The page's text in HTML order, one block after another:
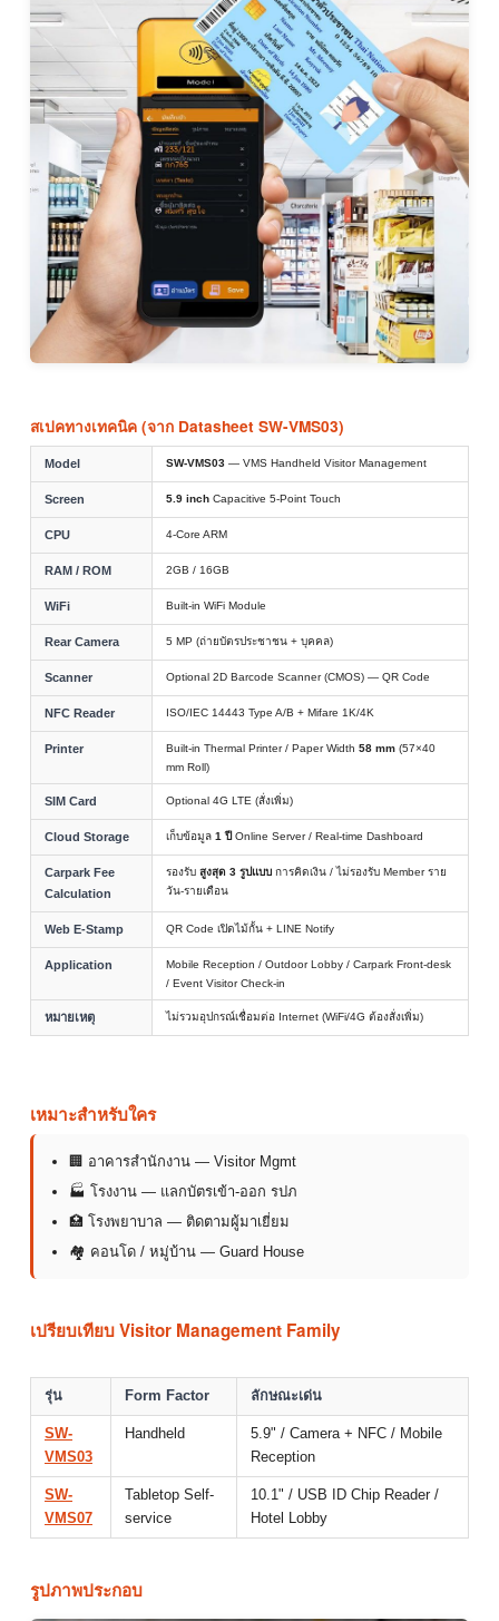
สเปคทางเทคนิค (จาก Datasheet SW-VMS03)
Model SW-VMS03 — VMS Handheld Visitor Management
Screen 5.9 inch Capacitive 5-Point Touch
CPU 4-Core ARM
RAM / ROM 2GB / 16GB
WiFi Built-in WiFi Module
Rear Camera 5 MP (ถ่ายบัตรประชาชน + บุคคล)
Scanner Optional 2D Barcode Scanner (CMOS) — QR Code
NFC Reader ISO/IEC 14443 Type A/B + Mifare 1K/4K
Printer Built-in Thermal Printer / Paper Width 58 mm (57×40
mm Roll)
SIM Card Optional 4G LTE (สั่งเพิ่ม)
Cloud Storage เก็บข้อมูล 1 ปี Online Server / Real-time Dashboard
Carpark Fee
Calculation
รองรับ สูงสุด 3 รูปแบบ การคิดเงิน / ไม่รองรับ Member ราย
วัน-รายเดือน
Web E-Stamp QR Code เปิดไม้กั้น + LINE Notify
Application
Mobile Reception / Outdoor Lobby / Carpark Front-desk
/ Event Visitor Check-in
หมายเหตุ ไม่รวมอุปกรณ์เชื่อมต่อ Internet (WiFi/4G ต้องสั่งเพิ่ม)
เหมาะสำหรับใคร
🏢 อาคารสำนักงาน — Visitor Mgmt
🏭 โรงงาน — แลกบัตรเข้า-ออก รปภ
🏥 โรงพยาบาล — ติดตามผู้มาเยี่ยม
🏘 คอนโด / หมู่บ้าน — Guard House
เปรียบเทียบ Visitor Management Family
รุ่น Form Factor ลักษณะเด่น
SW-
VMS03
Handheld
5.9" / Camera + NFC / Mobile
Reception
SW-
VMS07
Tabletop Self-
service
10.1" / USB ID Chip Reader /
Hotel Lobby
รูปภาพประกอบ